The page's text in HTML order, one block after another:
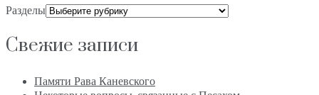
Разделы
Свежие записи
Памяти Рава Каневского